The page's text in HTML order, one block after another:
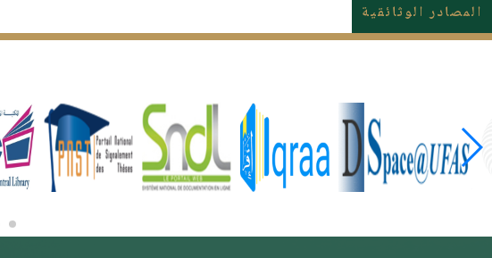
المصادر الوثائقية